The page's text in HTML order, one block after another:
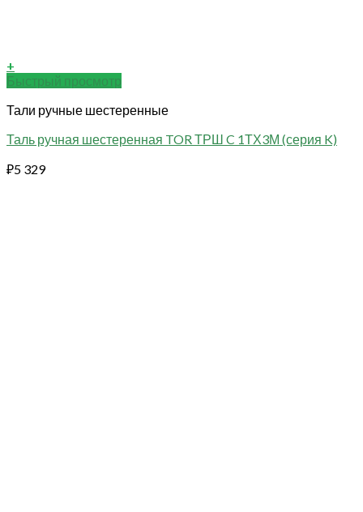
+
Быстрый просмотр
Тали ручные шестеренные
Таль ручная шестеренная TOR ТРШ C 1ТХ3М (серия K)
₽5 329